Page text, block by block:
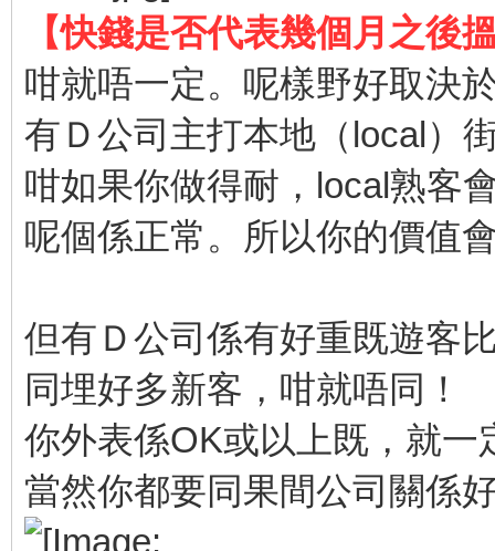
【快錢是否代表幾個月之後
咁就唔一定。呢樣野好取決
有Ｄ公司主打本地（local）
咁如果你做得耐，local熟客
呢個係正常。所以你的價值
但有Ｄ公司係有好重既遊客
同埋好多新客，咁就唔同！
你外表係OK或以上既，就一
當然你都要同果間公司關係